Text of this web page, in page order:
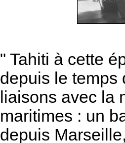
" Tahiti à cette
depuis le temps
liaisons avec la
maritimes : un
depuis